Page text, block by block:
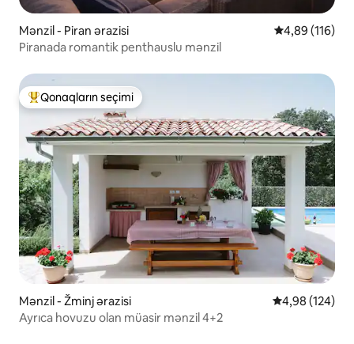
Mənzil - Piran ərazisi Ortalama
4,89 (116)
Piranada romantik penthauslu mənzil
Populyar "Qonaqların seçimi"
Qonaqların seçimi
Mənzil - Žminj ərazisi Ortalama
4,98 (124)
Ayrıca hovuzu olan müasir mənzil 4+2